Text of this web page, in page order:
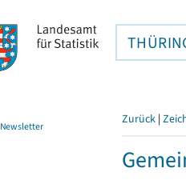
Newsletter Zurück |